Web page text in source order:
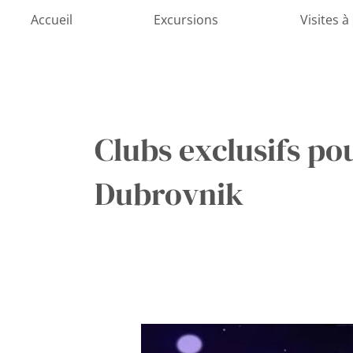
Accueil Excursions Visites
Clubs exclusifs
Dubrovnik